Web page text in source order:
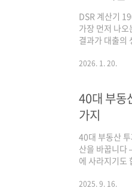
DSR 계산기
가장 먼저 나
결과가 대출의
·신용대출이
가 중심이었지
2026. 1. 20.
40대 부동
가지
40대 부동산
산을 바꿉니다
에 사라지기도
상황에 맞는 합
2025. 9. 16.